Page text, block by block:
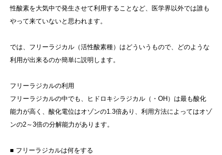
性酸素を大気中で発生させて利用することなど、医学界以外では誰も
やって来ていないと思われます。
では、フリーラジカル（活性酸素種）はどういうもので、どのような
利用が出来るのか簡単に説明します。
フリーラジカルの利用
フリーラジカルの中でも、ヒドロキシラジカル（・OH）は最も酸化
能力が高く、酸化電位はオゾンの1.3倍あり、利用方法によってはオゾ
ンの2～3倍の分解能力があります。
■ フリーラジカルは何をする